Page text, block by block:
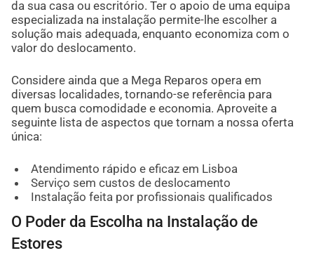
da sua casa ou escritório. Ter o apoio de uma equipa
especializada na instalação permite-lhe escolher a
solução mais adequada, enquanto economiza com o
valor do deslocamento.
Considere ainda que a Mega Reparos opera em
diversas localidades, tornando-se referência para
quem busca comodidade e economia. Aproveite a
seguinte lista de aspectos que tornam a nossa oferta
única:
Atendimento rápido e eficaz em Lisboa
Serviço sem custos de deslocamento
Instalação feita por profissionais qualificados
O Poder da Escolha na Instalação de
Estores